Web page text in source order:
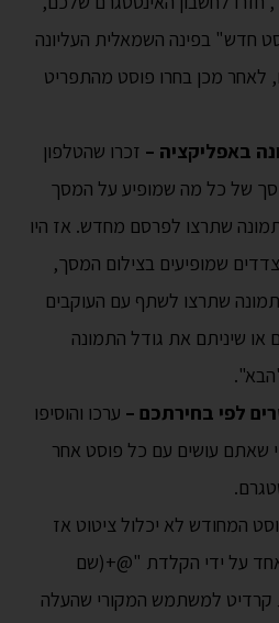
חדש" בפינה השמאלית העליונה
לאחר מכן בחרו פוסט מהתפריט
באפליקציה – זכרו שהטלפון
של כל מה שמופיע על המסך
שתרצו לפרסם מחדש. אז היו
שמופיעים בצילום המסך,
שתרצו לשתף עם העוקבים
שיניתם את גודל התמונה
לפי בחירתכם – ערכו והוסיפו
שאתם עושים עם כל פוסט אחר
המחודש לא יכלול ציטוט אז
אחד על ידי הקלדת "@+(שם
למשתמש המקורי שהעלה